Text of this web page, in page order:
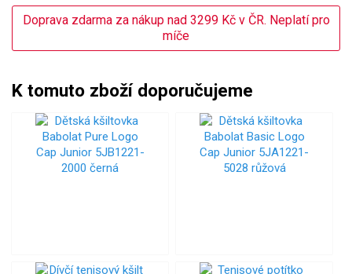
Doprava zdarma za nákup nad 3299 Kč v ČR. Neplatí pro
míče
K tomuto zboží doporučujeme